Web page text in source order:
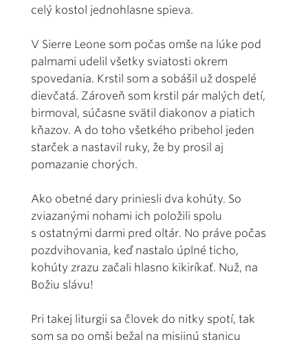
celý kostol jednohlasne spieva.
V Sierre Leone som počas omše na lúke pod
palmami udelil všetky sviatosti okrem
spovedania. Krstil som a sobášil už dospelé
dievčatá. Zároveň som krstil pár malých detí,
birmoval, súčasne svätil diakonov a piatich
kňazov. A do toho všetkého pribehol jeden
starček a nastavil ruky, že by prosil aj
pomazanie chorých.
Ako obetné dary priniesli dva kohúty. So
zviazanými nohami ich položili spolu
s ostatnými darmi pred oltár. No práve počas
pozdvihovania, keď nastalo úplné ticho,
kohúty zrazu začali hlasno kikiríkať. Nuž, na
Božiu slávu!
Pri takej liturgii sa človek do nitky spotí, tak
som sa po omši bežal na misijnú stanicu